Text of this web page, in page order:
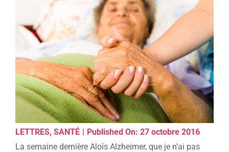
LETTRES, SANTÉ
Published On: 27 octobre 2016
La semaine dernière Aloïs Alzheimer, que je n’ai pas